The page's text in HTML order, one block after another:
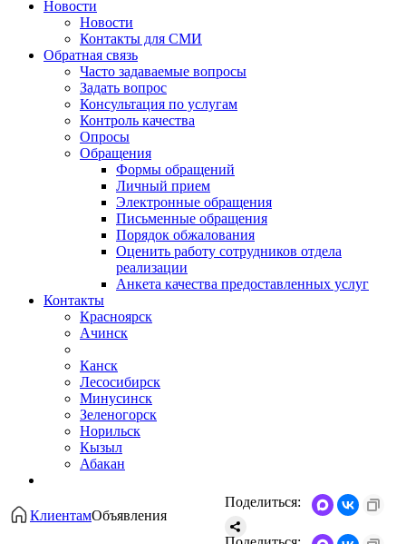
Новости
Новости
Контакты для СМИ
Обратная связь
Часто задаваемые вопросы
Задать вопрос
Консультация по услугам
Контроль качества
Опросы
Обращения
Формы обращений
Личный прием
Электронные обращения
Письменные обращения
Порядок обжалования
Оценить работу сотрудников отдела
реализации
Анкета качества предоставленных услуг
Контакты
Красноярск
Ачинск
Канск
Лесосибирск
Минусинск
Зеленогорск
Норильск
Кызыл
Абакан
КлиентамОбъявления
Поделиться: